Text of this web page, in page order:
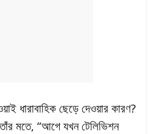
ধারাবাহিক ছেড়ে দেওয়ার কারণ?
মতে, “আগে যখন টেলিভিশন